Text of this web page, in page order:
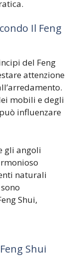
Il Feng
del Feng
attenzione
mobili e degli
influenzare
gli angoli
naturali
Shui,
Shui